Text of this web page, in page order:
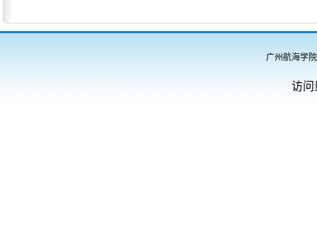
广州航海学
访问